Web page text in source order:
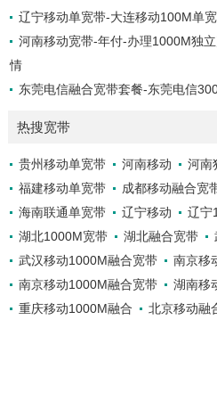
辽宁移动单宽带-大连移动100M单
河南移动宽带-年付-办理1000M独
情
东莞电信融合宽带套餐-东莞电信
热搜宽带
贵州移动单宽带 河南移动 河南
福建移动单宽带
成都移动融合宽
海南联通单宽带
辽宁移动 辽宁
湖北1000M宽带
湖北融合宽带
武汉移动1000M融合宽带
南京移
南京移动1000M融合宽带
湖南移
重庆移动1000M融合
北京移动融